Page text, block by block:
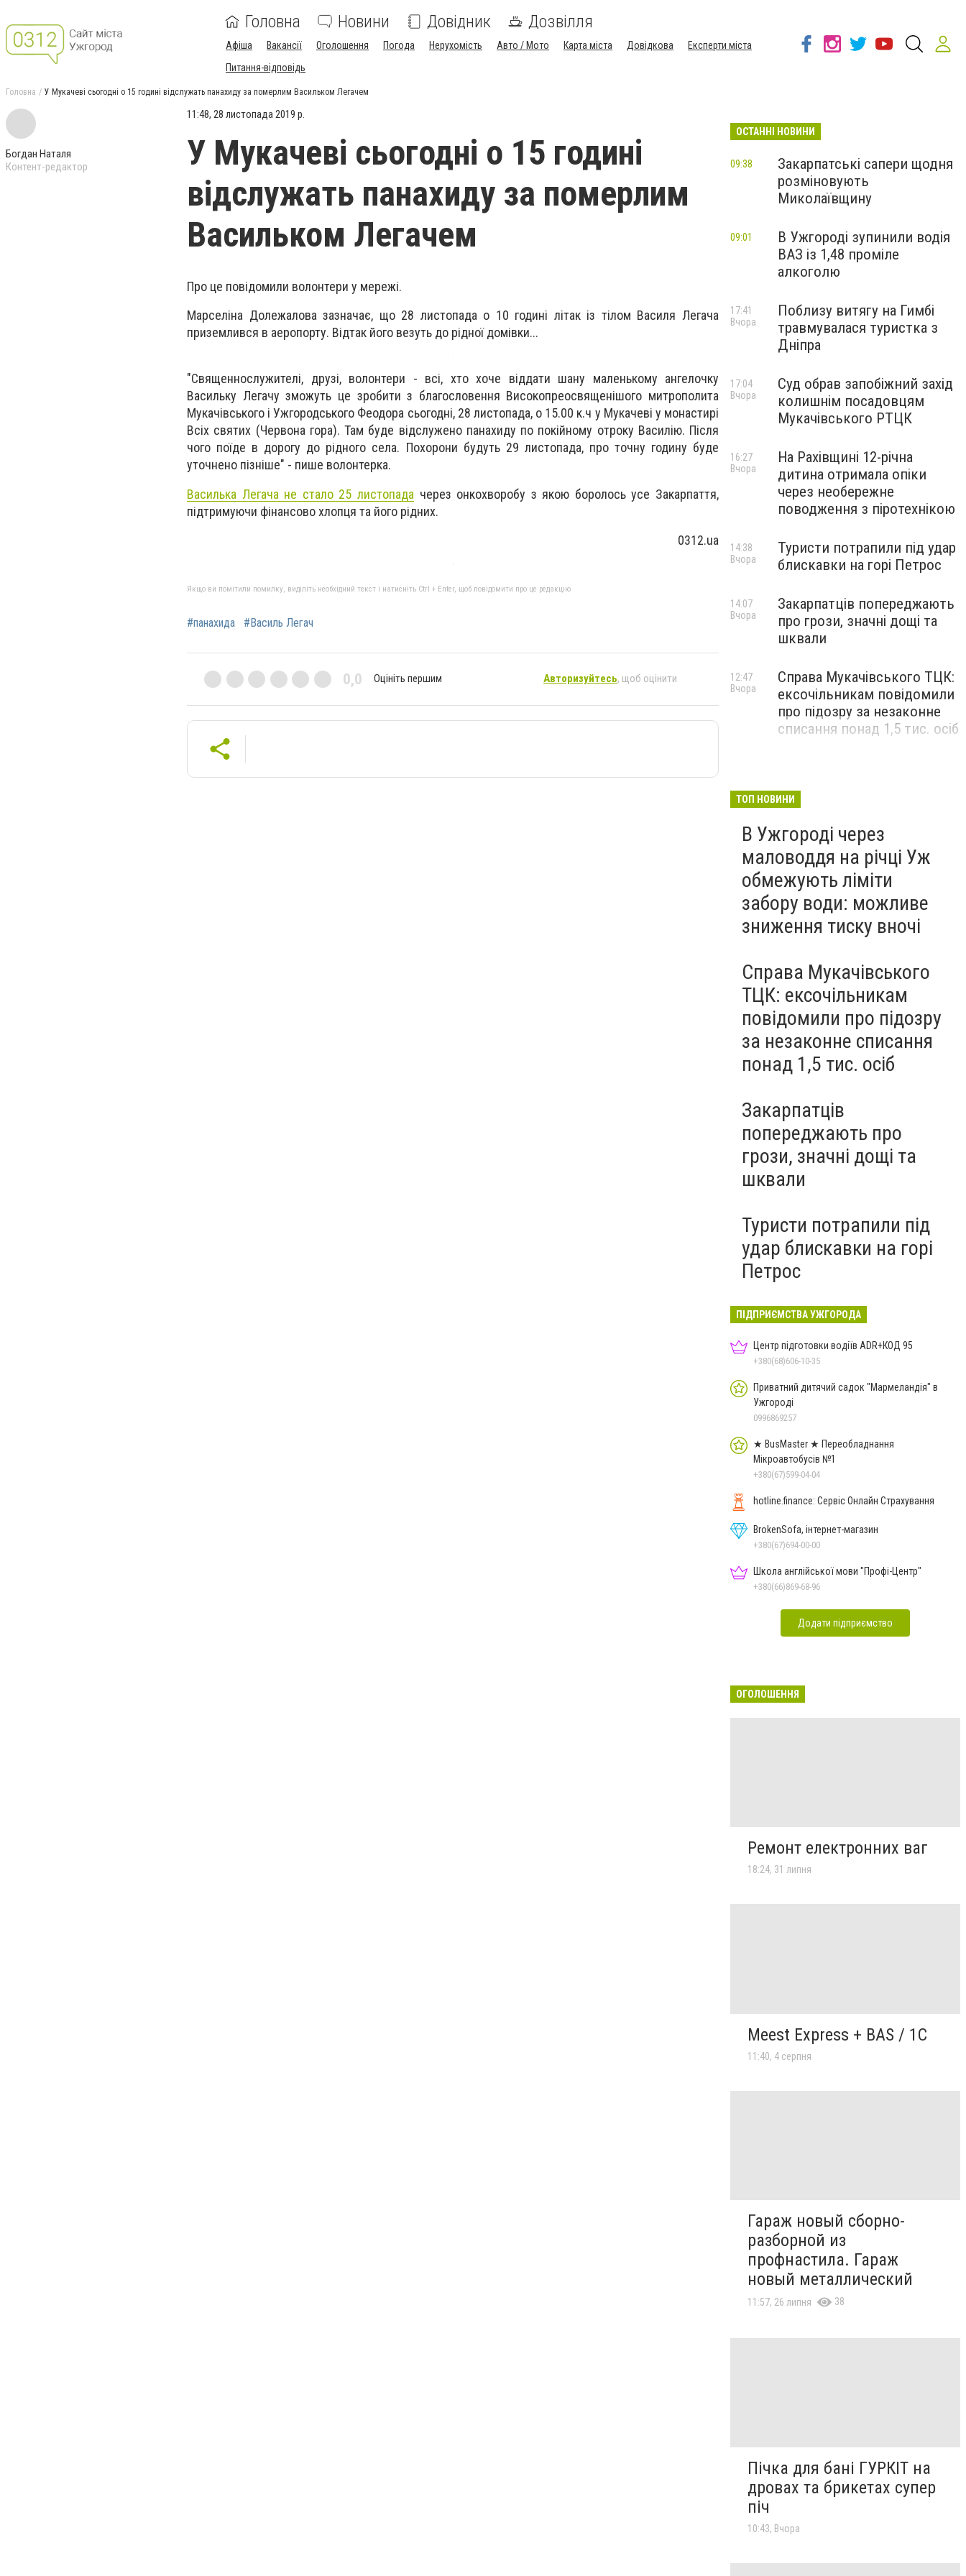
Головна Новини Довідник Дозвілля
Афіша Вакансії Оголошення Погода Нерухомість Авто / Мото Карта міста Довідкова
Експерти міста
Питання-відповідь
Головна У Мукачеві сьогодні о 15 годині відслужать панахиду за померлим Васильком Легачем
Богдан Наталя
Контент-редактор
11:48, 28 листопада 2019 р.
У Мукачеві сьогодні о 15 годині
відслужать панахиду за померлим
Васильком Легачем
Про це повідомили волонтери у мережі.
Марселіна Долежалова зазначає, що 28 листопада о 10 годині літак із тілом Василя Легача
приземлився в аеропорту. Відтак його везуть до рідної домівки...
"Священнослужителі, друзі, волонтери - всі, хто хоче віддати шану маленькому ангелочку
Васильку Легачу зможуть це зробити з благословення Високопреосвященішого митрополита
Мукачівського і Ужгородського Феодора сьогодні, 28 листопада, о 15.00 к.ч у Мукачеві у монастирі
Всіх святих (Червона гора). Там буде відслужено панахиду по покійному отроку Василію. Після
чого поїде в дорогу до рідного села. Похорони будуть 29 листопада, про точну годину буде
уточнено пізніше" - пише волонтерка.
Василька Легача не стало 25 листопада через онкохворобу з якою боролось усе Закарпаття,
підтримуючи фінансово хлопця та його рідних.
0312.ua
Якщо ви помітили помилку, виділіть необхідний текст і натисніть Ctrl + Enter, щоб повідомити про це редакцію
#панахида #Василь Легач
0,0 Оцініть першим Авторизуйтесь, щоб оцінити
ОСТАННІ НОВИНИ
Закарпатські сапери щодня
розміновують
Миколаївщину
09:38
В Ужгороді зупинили водія
ВАЗ із 1,48 проміле
алкоголю
09:01
Поблизу витягу на Гимбі
травмувалася туристка з
Дніпра
17:41
Вчора
Суд обрав запобіжний захід
колишнім посадовцям
Мукачівського РТЦК
17:04
Вчора
На Рахівщині 12-річна
дитина отримала опіки
через необережне
поводження з піротехнікою
16:27
Вчора
Туристи потрапили під удар
блискавки на горі Петрос
14:38
Вчора
Закарпатців попереджають
про грози, значні дощі та
шквали
14:07
Вчора
Справа Мукачівського ТЦК:
ексочільникам повідомили
про підозру за незаконне
списання понад 1,5 тис. осіб
12:47
Вчора
ТОП НОВИНИ
В Ужгороді через
маловоддя на річці Уж
обмежують ліміти
забору води: можливе
зниження тиску вночі
Справа Мукачівського
ТЦК: ексочільникам
повідомили про підозру
за незаконне списання
понад 1,5 тис. осіб
Закарпатців
попереджають про
грози, значні дощі та
шквали
Туристи потрапили під
удар блискавки на горі
Петрос
ПІДПРИЄМСТВА УЖГОРОДА
Центр підготовки водіїв ADR+КОД 95
+380(68)606-10-35
Приватний дитячий садок "Мармеландія" в
Ужгороді
0996869257
★ BusMaster ★ Переобладнання
Мікроавтобусів №1
+380(67)599-04-04
hotline.finance: Сервіс Онлайн Страхування
BrokenSofa, інтернет-магазин
+380(67)694-00-00
Школа англійської мови "Профі-Центр"
+380(66)869-68-96
Додати підприємство
ОГОЛОШЕННЯ
Ремонт електронних ваг
18:24, 31 липня
Meest Express + BAS / 1C
11:40, 4 серпня
Гараж новый сборно-
разборной из
профнастила. Гараж
новый металлический
11:57, 26 липня 38
Пічка для бані ГУРКІТ на
дровах та брикетах супер
піч
10:43, Вчора